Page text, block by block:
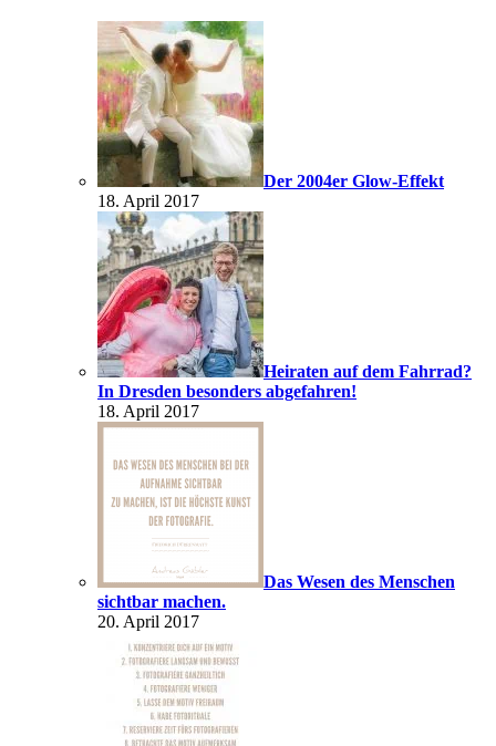
Der 2004er Glow-Effekt
18. April 2017
Heiraten auf dem Fahrrad?
In Dresden besonders abgefahren!
18. April 2017
Das Wesen des Menschen
sichtbar machen.
20. April 2017